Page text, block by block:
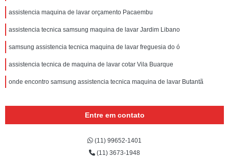
assistencia maquina de lavar orçamento Pacaembu
assistencia tecnica samsung maquina de lavar Jardim Libano
samsung assistencia tecnica maquina de lavar freguesia do ó
assistencia tecnica de maquina de lavar cotar Vila Buarque
onde encontro samsung assistencia tecnica maquina de lavar Butantã
Entre em contato
(11) 99652-1401
(11) 3673-1948